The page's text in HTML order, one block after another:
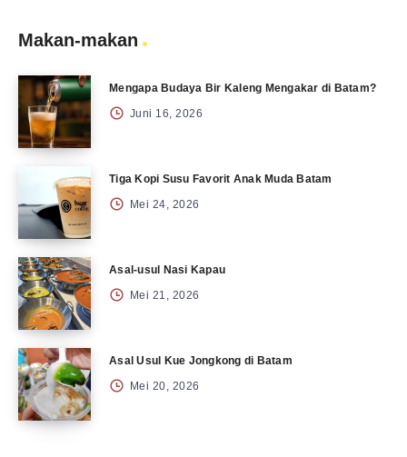
Makan-makan
Mengapa Budaya Bir Kaleng Mengakar di Batam?
Juni 16, 2026
Tiga Kopi Susu Favorit Anak Muda Batam
Mei 24, 2026
Asal-usul Nasi Kapau
Mei 21, 2026
Asal Usul Kue Jongkong di Batam
Mei 20, 2026